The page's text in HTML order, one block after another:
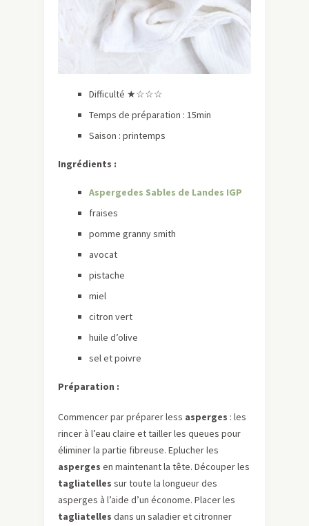
Difficulté ★☆☆☆
Temps de préparation : 15min
Saison : printemps
Ingrédients :
Aspergedes Sables de Landes IGP
fraises
pomme granny smith
avocat
pistache
miel
citron vert
huile d’olive
sel et poivre
Préparation :
Commencer par préparer less asperges : les
rincer à l’eau claire et tailler les queues pour
éliminer la partie fibreuse. Eplucher les
asperges en maintenant la tête. Découper les
tagliatelles sur toute la longueur des
asperges à l’aide d’un économe. Placer les
tagliatelles dans un saladier et citronner